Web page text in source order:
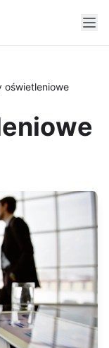
oświetleniowe